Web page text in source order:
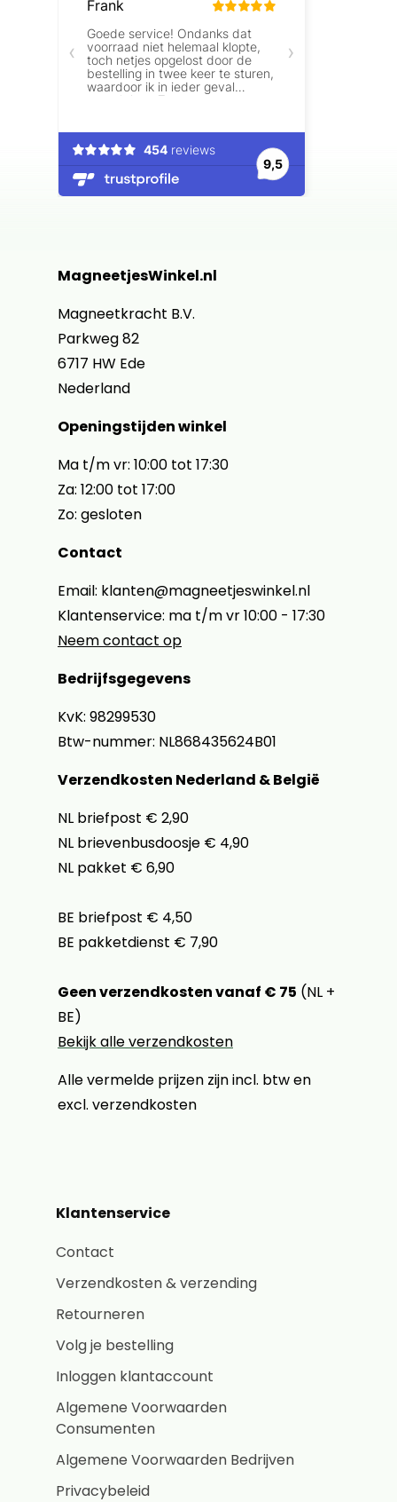
MagneetjesWinkel.nl
Magneetkracht B.V.
Parkweg 82
6717 HW Ede
Nederland
Openingstijden winkel
Ma t/m vr: 10:00 tot 17:30
Za: 12:00 tot 17:00
Zo: gesloten
Contact
Email: klanten@magneetjeswinkel.nl
Klantenservice: ma t/m vr 10:00 - 17:30
Neem contact op
Bedrijfsgegevens
KvK: 98299530
Btw-nummer: NL868435624B01
Verzendkosten Nederland & België
NL briefpost € 2,90
NL brievenbusdoosje € 4,90
NL pakket € 6,90
BE briefpost € 4,50
BE pakketdienst € 7,90
Geen verzendkosten vanaf € 75 (NL +
BE)
Bekijk alle verzendkosten
Alle vermelde prijzen zijn incl. btw en
excl. verzendkosten
Klantenservice
Contact
Verzendkosten & verzending
Retourneren
Volg je bestelling
Inloggen klantaccount
Algemene Voorwaarden
Consumenten
Algemene Voorwaarden Bedrijven
Privacybeleid